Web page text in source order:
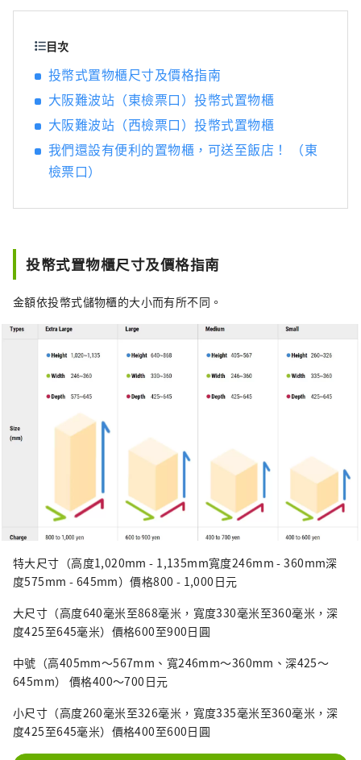
目次
投幣式置物櫃尺寸及價格指南
大阪難波站（東檢票口）投幣式置物櫃
大阪難波站（西檢票口）投幣式置物櫃
我們還設有便利的置物櫃，可送至飯店！ （東
檢票口）
投幣式置物櫃尺寸及價格指南
金額依投幣式儲物櫃的大小而有所不同。
特大尺寸（高度1,020mm - 1,135mm寬度246mm - 360mm深
度575mm - 645mm）價格800 - 1,000日元
大尺寸（高度640毫米至868毫米，寬度330毫米至360毫米，深
度425至645毫米）價格600至900日圓
中號（高405mm～567mm、寬246mm～360mm、深425～
645mm） 價格400～700日元
小尺寸（高度260毫米至326毫米，寬度335毫米至360毫米，深
度425至645毫米）價格400至600日圓